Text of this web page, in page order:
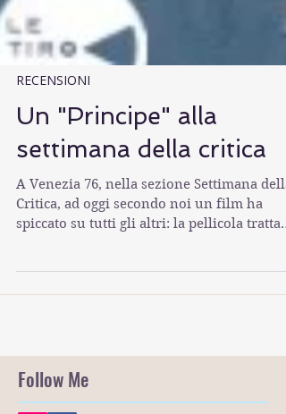
RECENSIONI
Un "Principe" alla
settimana della critica
A Venezia 76, nella sezione Settimana della
spiccato su tutti gli altri: la pellicola tratta
dal...